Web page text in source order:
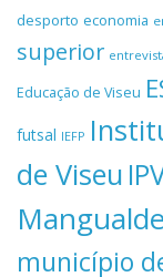
desporto economia
superior
Educação de Viseu
futsal IEFP
de Viseu
Mangualde
município